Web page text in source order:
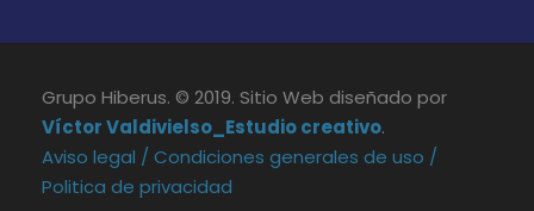
Grupo Hiberus. © 2019. Sitio Web diseñado por
Víctor Valdivielso_Estudio creativo.
Aviso legal / Condiciones generales de uso /
Politica de privacidad